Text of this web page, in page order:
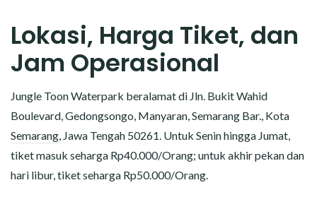
Lokasi, Harga Tiket, dan
Jam Operasional
Jungle Toon Waterpark beralamat di Jln. Bukit Wahid
Boulevard, Gedongsongo, Manyaran, Semarang Bar., Kota
Semarang, Jawa Tengah 50261. Untuk Senin hingga Jumat,
tiket masuk seharga Rp40.000/Orang; untuk akhir pekan dan
hari libur, tiket seharga Rp50.000/Orang.